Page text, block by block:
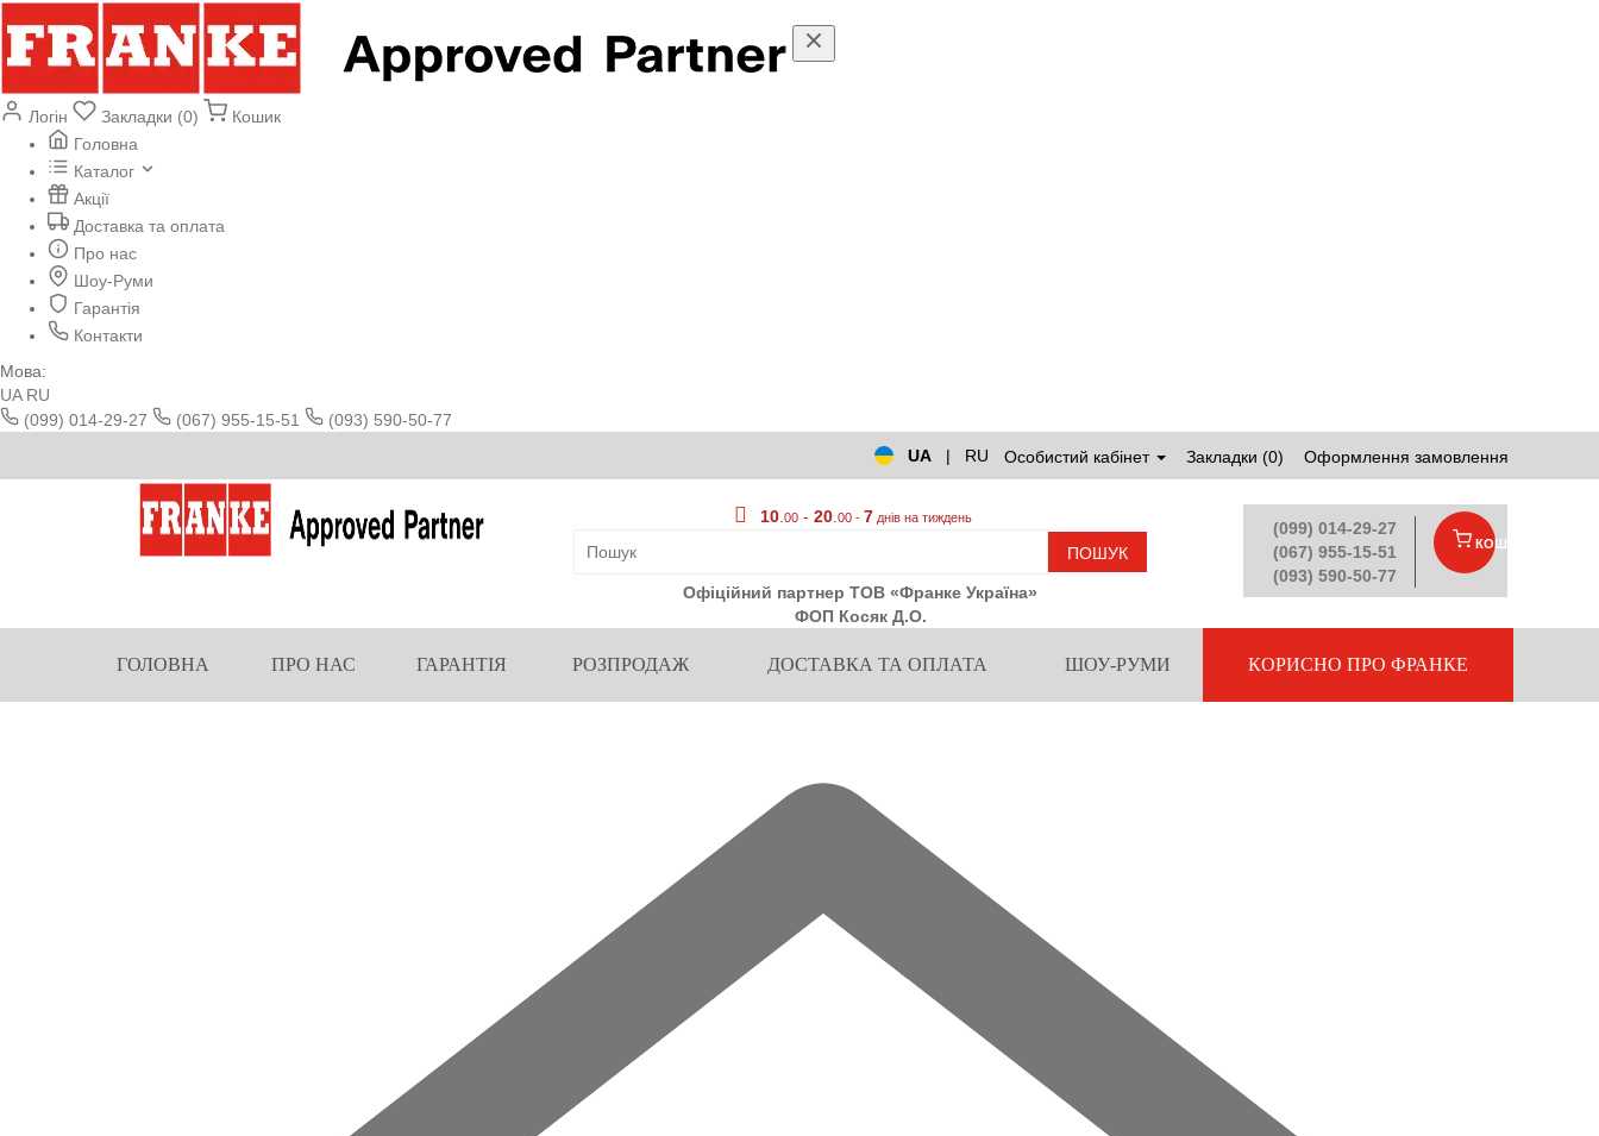
Логін Закладки (0)
Кошик
Головна
Каталог
Акції
Доставка та оплата
Про нас
Шоу-Руми
Гарантія
Контакти
Мова:
UA RU
(099) 014-29-27
(067) 955-15-51
(093) 590-50-77
UA
| RU Особистий кабінет Закладки (0) Оформлення замовлення
10 .00 -20 .00 -7 днів на тиждень
ПОШУК
Офіційний партнер ТОВ «Франке Україна»
ФОП Косяк Д.О.
(099) 014-29-27
(067) 955-15-51
(093) 590-50-77
КОШИК
ГОЛОВНА ПРО НАС ГАРАНТІЯ РОЗПРОДАЖ ДОСТАВКА ТА ОПЛАТА ШОУ-РУМИ КОРИСНО ПРО ФРАНКЕ